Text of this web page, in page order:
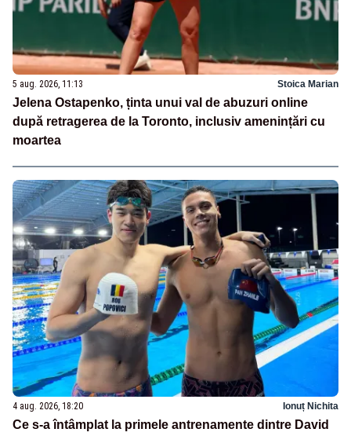
5 aug. 2026, 11:13 Stoica Marian
Jelena Ostapenko, ținta unui val de abuzuri online
după retragerea de la Toronto, inclusiv amenințări cu
moartea
4 aug. 2026, 18:20 Ionuț Nichita
Ce s-a întâmplat la primele antrenamente dintre David